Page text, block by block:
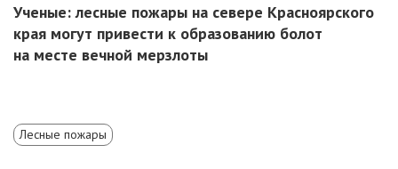
Ученые: лесные пожары на севере Красноярского
края могут привести к образованию болот
на месте вечной мерзлоты
Лесные пожары